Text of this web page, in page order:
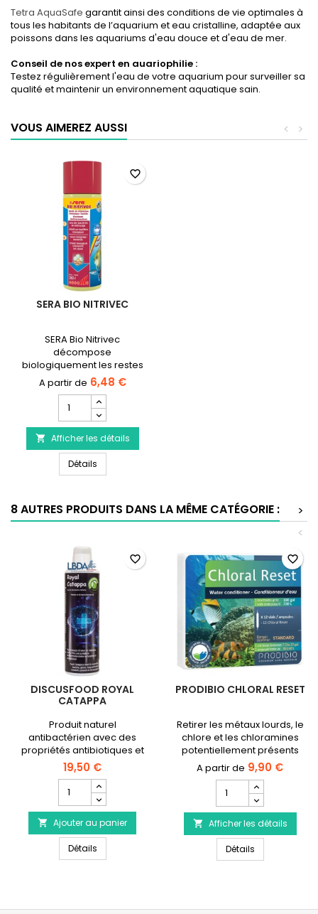
Tetra AquaSafe garantit ainsi des conditions de vie optimales à
tous les habitants de l’aquarium et eau cristalline, adaptée aux
poissons dans les aquariums d'eau douce et d'eau de mer.
Conseil de nos expert en auariophilie :
Testez régulièrement l'eau de votre aquarium pour surveiller sa
qualité et maintenir un environnement aquatique sain.
VOUS AIMEREZ AUSSI >
<
SERA BIO NITRIVEC
SERA Bio Nitrivec
décompose
biologiquement les restes
d’aliments, l’ammonium et
les nitrites.
6,48 €
quantité
du
produit
SERA
Bio
Nitrivec
 Afficher les détails
DétailsSERA Bio Nitrivec
favorite_border
8 AUTRES PRODUITS DANS LA MÊME CATÉGORIE :
>
<
DISCUSFOOD ROYAL
CATAPPA
Produit naturel
antibactérien avec des
propriétés antibiotiques et
fongicides naturelles✓
Flacon de 500ml
19,50 €
quantité
du
produit
DISCUSFOOD
Royal
Catappa
 Ajouter au panier
DétailsDISCUSFOOD Royal Catappa
favorite_border
PRODIBIO CHLORAL RESET
Retirer les métaux lourds, le
chlore et les chloramines
potentiellement présents
dans votre eau de
conduite.
9,90 €
quantité
du
produit
PRODIBIO
Chloral
Reset
 Afficher les détails
DétailsPRODIBIO
favorite_border